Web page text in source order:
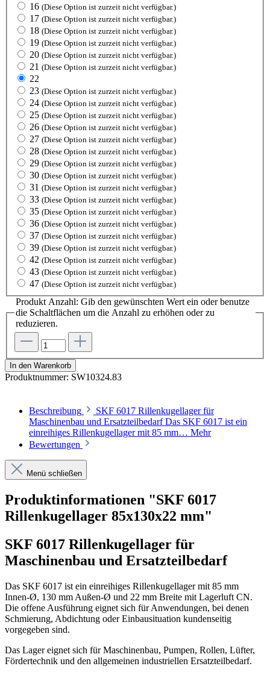
16 (Diese Option ist zurzeit nicht verfügbar.)
17 (Diese Option ist zurzeit nicht verfügbar.)
18 (Diese Option ist zurzeit nicht verfügbar.)
19 (Diese Option ist zurzeit nicht verfügbar.)
20 (Diese Option ist zurzeit nicht verfügbar.)
21 (Diese Option ist zurzeit nicht verfügbar.)
22
23 (Diese Option ist zurzeit nicht verfügbar.)
24 (Diese Option ist zurzeit nicht verfügbar.)
25 (Diese Option ist zurzeit nicht verfügbar.)
26 (Diese Option ist zurzeit nicht verfügbar.)
27 (Diese Option ist zurzeit nicht verfügbar.)
28 (Diese Option ist zurzeit nicht verfügbar.)
29 (Diese Option ist zurzeit nicht verfügbar.)
30 (Diese Option ist zurzeit nicht verfügbar.)
31 (Diese Option ist zurzeit nicht verfügbar.)
33 (Diese Option ist zurzeit nicht verfügbar.)
35 (Diese Option ist zurzeit nicht verfügbar.)
36 (Diese Option ist zurzeit nicht verfügbar.)
37 (Diese Option ist zurzeit nicht verfügbar.)
39 (Diese Option ist zurzeit nicht verfügbar.)
42 (Diese Option ist zurzeit nicht verfügbar.)
43 (Diese Option ist zurzeit nicht verfügbar.)
47 (Diese Option ist zurzeit nicht verfügbar.)
Produkt Anzahl: Gib den gewünschten Wert ein oder benutze
die Schaltflächen um die Anzahl zu erhöhen oder zu
reduzieren.
In den Warenkorb
Produktnummer: SW10324.83
Beschreibung
SKF 6017 Rillenkugellager für
Maschinenbau und Ersatzteilbedarf Das SKF 6017 ist ein
einreihiges Rillenkugellager mit 85 mm… Mehr
Bewertungen
Menü schließen
Produktinformationen "SKF 6017
Rillenkugellager 85x130x22 mm"
SKF 6017 Rillenkugellager für
Maschinenbau und Ersatzteilbedarf
Das SKF 6017 ist ein einreihiges Rillenkugellager mit 85 mm
Innen-Ø, 130 mm Außen-Ø und 22 mm Breite mit Lagerluft CN.
Die offene Ausführung eignet sich für Anwendungen, bei denen
Schmierung, Abdichtung oder Einbausituation kundenseitig
vorgegeben sind.
Das Lager eignet sich für Maschinenbau, Pumpen, Rollen, Lüfter,
Fördertechnik und den allgemeinen industriellen Ersatzteilbedarf.